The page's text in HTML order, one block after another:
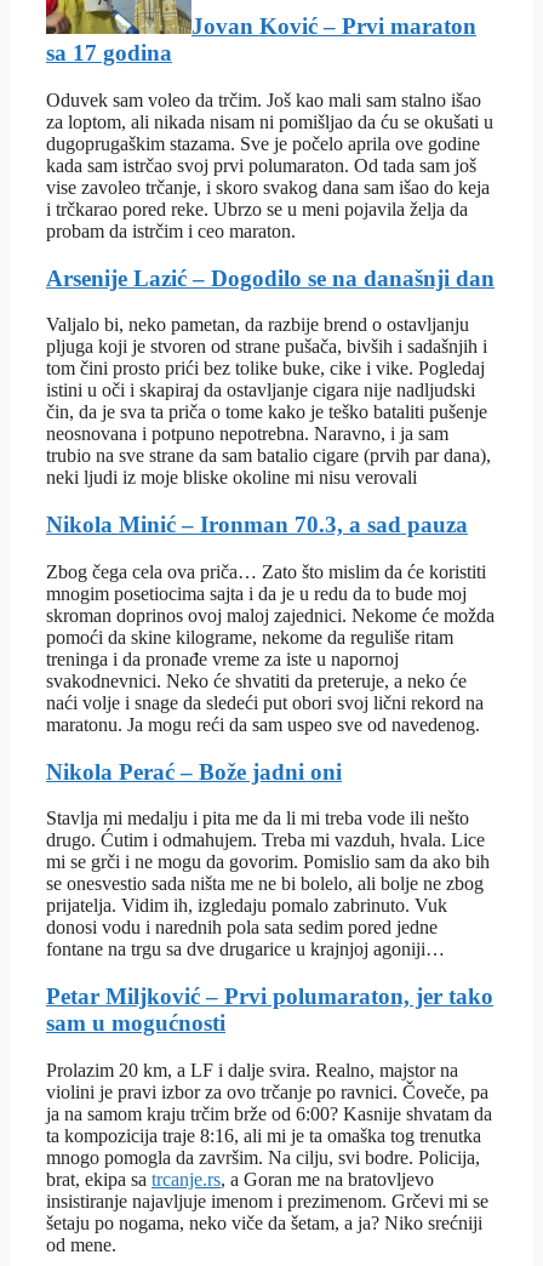
Jovan Ković – Prvi maraton
sa 17 godina
Oduvek sam voleo da trčim. Još kao mali sam stalno išao
za loptom, ali nikada nisam ni pomišljao da ću se okušati u
dugoprugaškim stazama. Sve je počelo aprila ove godine
kada sam istrčao svoj prvi polumaraton. Od tada sam još
vise zavoleo trčanje, i skoro svakog dana sam išao do keja
i trčkarao pored reke. Ubrzo se u meni pojavila želja da
probam da istrčim i ceo maraton.
Arsenije Lazić – Dogodilo se na današnji dan
Valjalo bi, neko pametan, da razbije brend o ostavljanju
pljuga koji je stvoren od strane pušača, bivših i sadašnjih i
tom čini prosto prići bez tolike buke, cike i vike. Pogledaj
istini u oči i skapiraj da ostavljanje cigara nije nadljudski
čin, da je sva ta priča o tome kako je teško bataliti pušenje
neosnovana i potpuno nepotrebna. Naravno, i ja sam
trubio na sve strane da sam batalio cigare (prvih par dana),
neki ljudi iz moje bliske okoline mi nisu verovali
Nikola Minić – Ironman 70.3, a sad pauza
Zbog čega cela ova priča… Zato što mislim da će koristiti
mnogim posetiocima sajta i da je u redu da to bude moj
skroman doprinos ovoj maloj zajednici. Nekome će možda
pomoći da skine kilograme, nekome da reguliše ritam
treninga i da pronađe vreme za iste u napornoj
svakodnevnici. Neko će shvatiti da preteruje, a neko će
naći volje i snage da sledeći put obori svoj lični rekord na
maratonu. Ja mogu reći da sam uspeo sve od navedenog.
Nikola Perać – Bože jadni oni
Stavlja mi medalju i pita me da li mi treba vode ili nešto
drugo. Ćutim i odmahujem. Treba mi vazduh, hvala. Lice
mi se grči i ne mogu da govorim. Pomislio sam da ako bih
se onesvestio sada ništa me ne bi bolelo, ali bolje ne zbog
prijatelja. Vidim ih, izgledaju pomalo zabrinuto. Vuk
donosi vodu i narednih pola sata sedim pored jedne
fontane na trgu sa dve drugarice u krajnjoj agoniji…
Petar Miljković – Prvi polumaraton, jer tako
sam u mogućnosti
Prolazim 20 km, a LF i dalje svira. Realno, majstor na
violini je pravi izbor za ovo trčanje po ravnici. Čoveče, pa
ja na samom kraju trčim brže od 6:00? Kasnije shvatam da
ta kompozicija traje 8:16, ali mi je ta omaška tog trenutka
mnogo pomogla da završim. Na cilju, svi bodre. Policija,
brat, ekipa sa trcanje.rs, a Goran me na bratovljevo
insistiranje najavljuje imenom i prezimenom. Grčevi mi se
šetaju po nogama, neko viče da šetam, a ja? Niko srećniji
od mene.